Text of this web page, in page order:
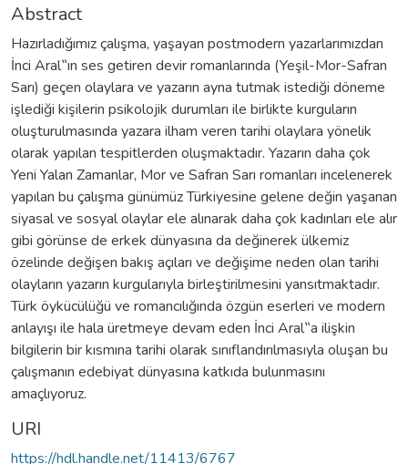
Abstract
Hazırladığımız çalışma, yaşayan postmodern yazarlarımızdan
İnci Aral‟ın ses getiren devir romanlarında (Yeşil-Mor-Safran
Sarı) geçen olaylara ve yazarın ayna tutmak istediği döneme
işlediği kişilerin psikolojik durumları ile birlikte kurguların
oluşturulmasında yazara ilham veren tarihi olaylara yönelik
olarak yapılan tespitlerden oluşmaktadır. Yazarın daha çok
Yeni Yalan Zamanlar, Mor ve Safran Sarı romanları incelenerek
yapılan bu çalışma günümüz Türkiyesine gelene değin yaşanan
siyasal ve sosyal olaylar ele alınarak daha çok kadınları ele alır
gibi görünse de erkek dünyasına da değinerek ülkemiz
özelinde değişen bakış açıları ve değişime neden olan tarihi
olayların yazarın kurgularıyla birleştirilmesini yansıtmaktadır.
Türk öykücülüğü ve romancılığında özgün eserleri ve modern
anlayışı ile hala üretmeye devam eden İnci Aral‟a ilişkin
bilgilerin bir kısmına tarihi olarak sınıflandırılmasıyla oluşan bu
çalışmanın edebiyat dünyasına katkıda bulunmasını
amaçlıyoruz.
URI
https://hdl.handle.net/11413/6767